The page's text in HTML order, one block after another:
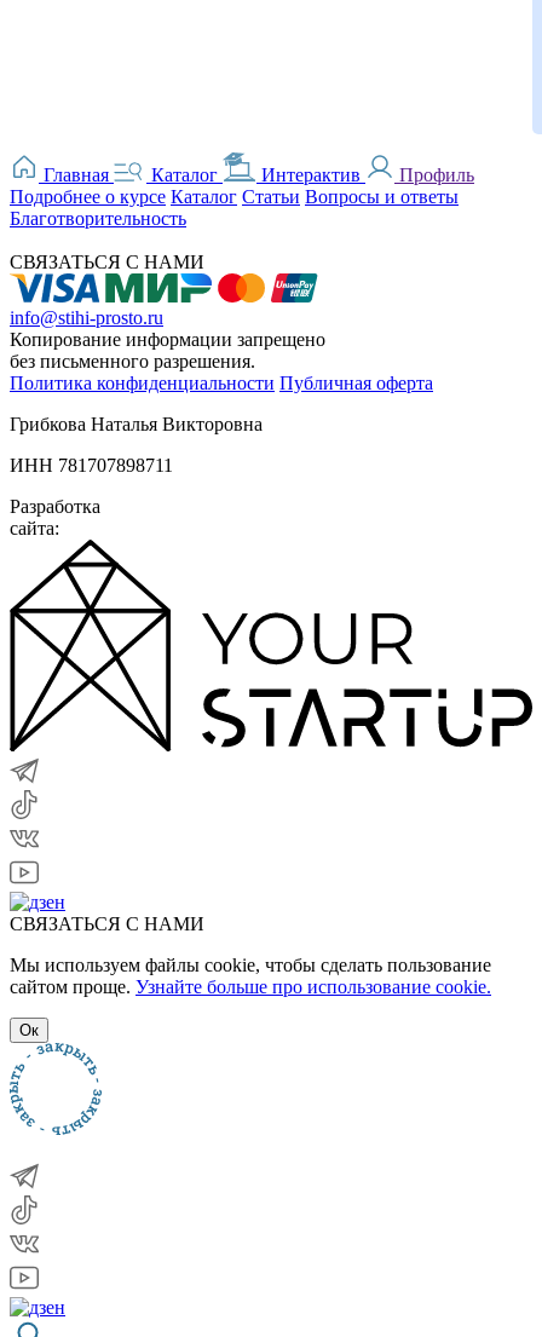
Главная Каталог Интерактив
Профиль
Подробнее о курсе Каталог Статьи Вопросы и ответы
Благотворительность
СВЯЗАТЬСЯ С НАМИ
info@stihi-prosto.ru
Копирование информации запрещено
без письменного разрешения.
Политика конфиденциальности Публичная оферта
Грибкова Наталья Викторовна
ИНН 781707898711
Разработка
сайта:
СВЯЗАТЬСЯ С НАМИ
Мы используем файлы cookie, чтобы сделать пользование
сайтом проще. Узнайте больше про использование cookie.
Ок